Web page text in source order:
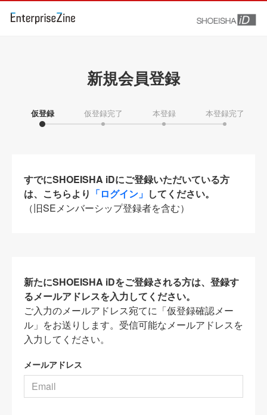
新規会員登録
仮登録 仮登録完了 本登録 本登録完了
すでにSHOEISHA iDにご登録いただいている方
は、こちらより 「ログイン」 してください。
（旧SEメンバーシップ登録者を含む）
新たにSHOEISHA iDをご登録される方は、登録す
るメールアドレスを入力してください。
ご入力のメールアドレス宛てに「仮登録確認メー
ル」をお送りします。受信可能なメールアドレスを
入力してください。
メールアドレス